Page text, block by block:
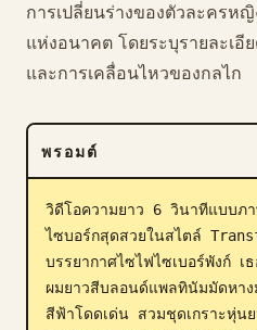
การเปลี่ยนร่างของตัวละครห
แห่งอนาคต โดยระบุรายละเอี
และการเคลื่อนไหวของกลไก
พรอมต์
วิดีโอความยาว 6 วินาทีแบบภ
ไซบอร์กสุดสวยในสไตล์
บรรยากาศไซไฟไซเบอร์พังก์ เ
ผมยาวสีบลอนด์แพลทินัมมัดหา
สีฟ้าโดดเด่น สวมชุดเกราะหุ่น